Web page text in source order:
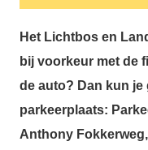
Het Lichtbos en
bij voorkeur met de
de auto? Dan kun je
parkeerplaats:
Anthony